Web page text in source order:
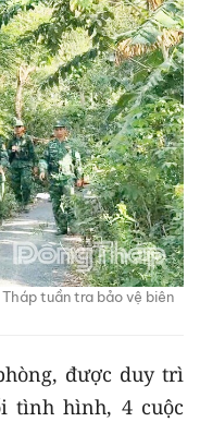
tuần tra bảo vệ biên
được duy trì
tình hình, 4 cuộc